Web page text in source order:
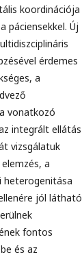
koordinációja
páciensekkel. Új
érdemes
a
vonatkozó
integrált ellátás
vizsgálatuk
a
heterogenitása
jól látható
fontos
és az